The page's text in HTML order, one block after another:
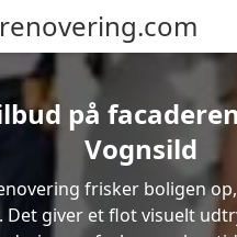
på
Vognsild
frisker boligen
Det giver et flot visuelt